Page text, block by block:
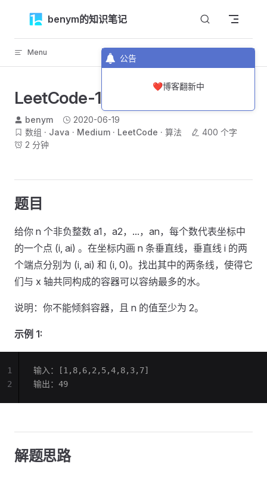
公告
❤️博客翻新中
Skip to contentbenym的知识笔记
Menu 返回顶部
LeetCode-11-盛最多水的容器
benym
2020-06-19
数组
Java Medium LeetCode 算法
400 个字
2 分钟
题目
给你 n 个非负整数 a1，a2，...，an，每个数代表坐标中
的一个点 (i, ai) 。在坐标内画 n 条垂直线，垂直线 i 的两
个端点分别为 (i, ai) 和 (i, 0)。找出其中的两条线，使得它
们与 x 轴共同构成的容器可以容纳最多的水。
说明：你不能倾斜容器，且 n 的值至少为 2。
示例 1:
输入：[1,8,6,2,5,4,8,3,7]
输出：49
1
2
解题思路